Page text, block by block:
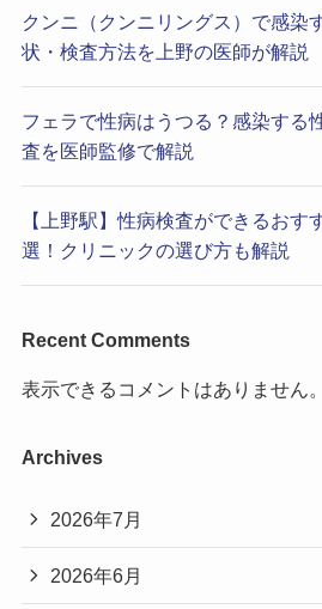
クンニ（クンニリングス）で感染
状・検査方法を上野の医師が解説
フェラで性病はうつる？感染する
査を医師監修で解説
【上野駅】性病検査ができるおす
選！クリニックの選び方も解説
Recent Comments
表示できるコメントはありません。
Archives
2026年7月
2026年6月